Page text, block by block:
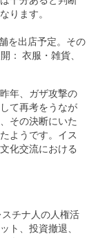
ります。
を出店予定。その
衣服・雑貨、
年、ガザ攻撃の
て再考をうなが
その決断にいた
ようです。 イス
化交流における
チナ人の人権活
ト、投資撤退、